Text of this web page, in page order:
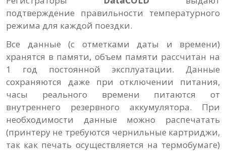
подтверждение правильности температурного
режима для каждой поездки.
Все данные (с отметками даты и времени)
хранятся в памяти, объем памяти рассчитан на
1 год постоянной эксплуатации. Данные
сохраняются даже при отключении питания,
часы реального времени питаются от
внутреннего резервного аккумулятора. При
необходимости данные можно распечатать
(принтеру не требуются чернильные картриджи,
так как печать осуществляется на термобумаге)